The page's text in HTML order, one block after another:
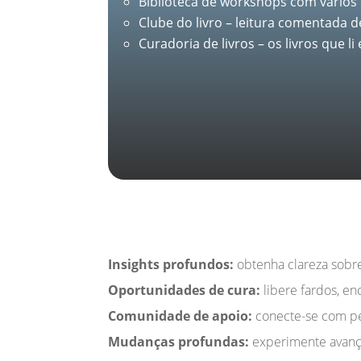
Clube do livro – leitura comentada
Curadoria de livros – os livros que li
Insights profundos: obtenha clareza
Oportunidades de cura: libere fardos,
Comunidade de apoio: conecte-se com
Mudanças profundas: experimente